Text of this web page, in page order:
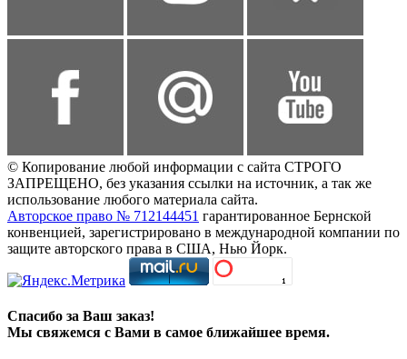
© Копирование любой информации с сайта СТРОГО
ЗАПРЕЩЕНО, без указания ссылки на источник, а так же
использование любого материала сайта.
Авторское право № 712144451 гарантированное Бернской
конвенцией, зарегистрировано в международной компании по
защите авторского права в США, Нью Йорк.
Спасибо за Ваш заказ!
Мы свяжемся с Вами в самое ближайшее время.